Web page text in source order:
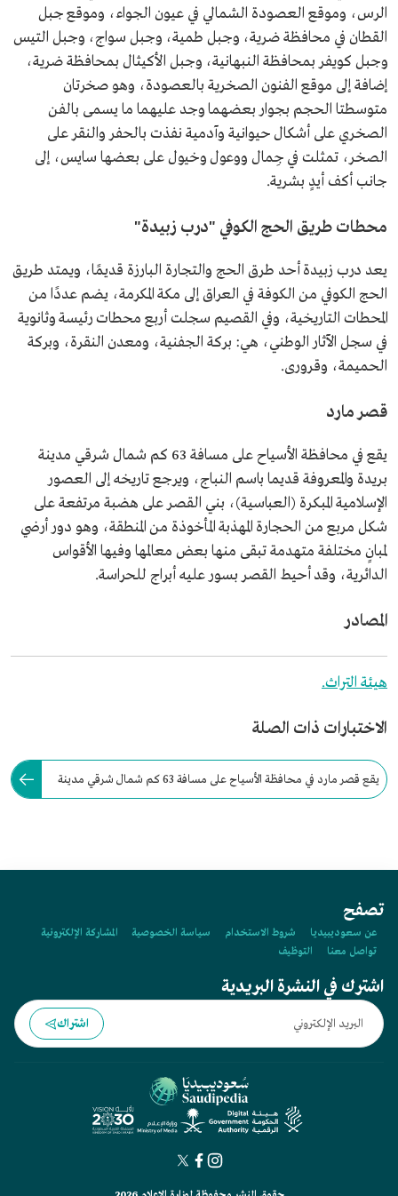
الرس، وموقع العصودة الشمالي في عيون الجواء، وموقع جبل
القطان في محافظة ضرية، وجبل طمية، وجبل سواج، وجبل التيس
وجبل كويفر بمحافظة النبهانية، وجبل الأكيثال بمحافظة ضرية،
إضافة إلى موقع الفنون الصخرية بالعصودة، وهو صخرتان
متوسطتا الحجم بجوار بعضهما وجد عليهما ما يسمى بالفن
الصخري على أشكال حيوانية وآدمية نفذت بالحفر والنقر على
الصخر، تمثلت في جِمال ووعول وخيول على بعضها سايس، إلى
جانب أكف أيدٍ بشرية.
محطات طريق الحج الكوفي "درب زبيدة"
يعد درب زبيدة أحد طرق الحج والتجارة البارزة قديمًا، ويمتد طريق
الحج الكوفي من الكوفة في العراق إلى مكة المكرمة، يضم عددًا من
المحطات التاريخية، وفي القصيم سجلت أربع محطات رئيسة وثانوية
في سجل الآثار الوطني، هي: بركة الجفنية، ومعدن النقرة، وبركة
الحميمة، وقرورى.
قصر مارد
يقع في محافظة الأسياح على مسافة 63 كم شمال شرقي مدينة
بريدة والمعروفة قديما باسم النباج، ويرجع تاريخه إلى العصور
الإسلامية المبكرة (العباسية)، بني القصر على هضبة مرتفعة على
شكل مربع من الحجارة المهذبة المأخوذة من المنطقة، وهو دور أرضي
لمبانٍ مختلفة متهدمة تبقى منها بعض معالمها وفيها الأقواس
الدائرية، وقد أحيط القصر بسور عليه أبراج للحراسة.
المصادر
هيئة التراث.
الاختبارات ذات الصلة
يقع قصر مارد في محافظة الأسياح على مسافة 63 كم شمال شرقي مدينة
تصفح
عن سعوديبيديا شروط الاستخدام سياسة الخصوصية
المشاركة الإلكترونية
تواصل معنا
التوظيف
اشترك في النشرة البريدية
اشتراك